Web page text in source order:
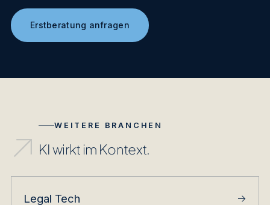
Erstberatung anfragen
↗ WEITERE BRANCHEN
KI wirkt im Kontext.
Legal Tech →